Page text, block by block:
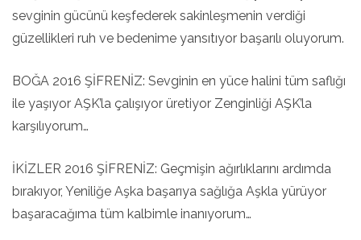
sevginin gücünü keşfederek sakinleşmenin verdiği
güzellikleri ruh ve bedenime yansıtıyor başarılı oluyorum.
BOĞA 2016 ŞİFRENİZ: Sevginin en yüce halini tüm saflığı
ile yaşıyor AŞK’la çalışıyor üretiyor Zenginliği AŞK’la
karşılıyorum…
İKİZLER 2016 ŞİFRENİZ: Geçmişin ağırlıklarını ardımda
bırakıyor, Yeniliğe Aşka başarıya sağlığa Aşkla yürüyor
başaracağıma tüm kalbimle inanıyorum…